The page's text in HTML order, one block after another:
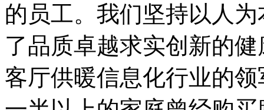
的员工。我们坚持以人
了品质卓越求实创新的
客厅供暖信息化行业的